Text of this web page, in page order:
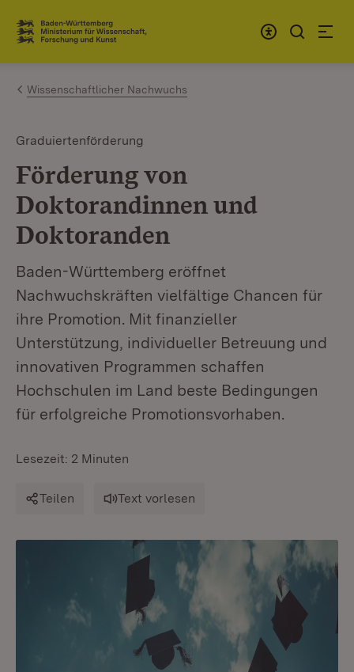
Zum Inhalt springen
Link zur Startseite
Wissenschaftlicher Nachwuchs
Graduiertenförderung
Förderung von
Doktorandinnen und
Doktoranden
Baden-Württemberg eröffnet
Nachwuchskräften vielfältige Chancen für
ihre Promotion. Mit finanzieller
Unterstützung, individueller Betreuung und
innovativen Programmen schaffen
Hochschulen im Land beste Bedingungen
für erfolgreiche Promotionsvorhaben.
Lesezeit: 2 Minuten
Teilen Text vorlesen